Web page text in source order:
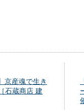
京産魂で生き
蔵商店 建